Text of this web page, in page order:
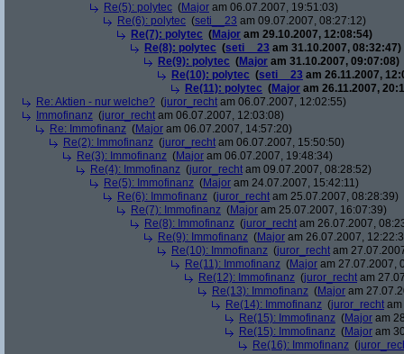
Re(5): polytec (Major am 06.07.2007, 19:51:03)
Re(6): polytec (seti__23 am 09.07.2007, 08:27:12)
Re(7): polytec (Major am 29.10.2007, 12:08:54)
Re(8): polytec (seti__23 am 31.10.2007, 08:32:47)
Re(9): polytec (Major am 31.10.2007, 09:07:08)
Re(10): polytec (seti__23 am 26.11.2007,
Re(11): polytec (Major am 26.11.2007,
Re: Aktien - nur welche? (juror_recht am 06.07.2007, 12:02:55)
Immofinanz (juror_recht am 06.07.2007, 12:03:08)
Re: Immofinanz (Major am 06.07.2007, 14:57:20)
Re(2): Immofinanz (juror_recht am 06.07.2007, 15:50:50)
Re(3): Immofinanz (Major am 06.07.2007, 19:48:34)
Re(4): Immofinanz (juror_recht am 09.07.2007, 08:28:52)
Re(5): Immofinanz (Major am 24.07.2007, 15:42:11)
Re(6): Immofinanz (juror_recht am 25.07.2007, 08:28:39)
Re(7): Immofinanz (Major am 25.07.2007, 16:07:39)
Re(8): Immofinanz (juror_recht am 26.07.2007,
Re(9): Immofinanz (Major am 26.07.2007,
Re(10): Immofinanz (juror_recht am
Re(11): Immofinanz (Major am 27.07.2007,
Re(12): Immofinanz (juror_recht am
Re(13): Immofinanz (Major am
Re(14): Immofinanz (juror_recht
Re(15): Immofinanz (Major am
Re(15): Immofinanz (Major am
Re(16): Immofinanz (